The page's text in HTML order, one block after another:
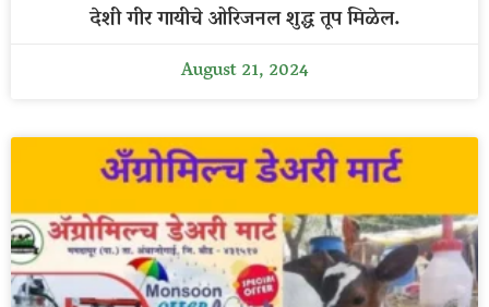
देशी गीर गायीचे ओरिजनल शुद्ध तूप मिळेल.
August 21, 2024